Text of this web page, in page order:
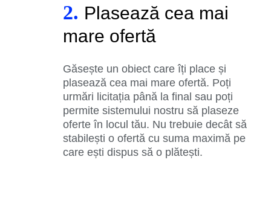
2. Plasează cea mai
mare ofertă
Găsește un obiect care îți place și
plasează cea mai mare ofertă. Poți
urmări licitația până la final sau poți
permite sistemului nostru să plaseze
oferte în locul tău. Nu trebuie decât să
stabilești o ofertă cu suma maximă pe
care ești dispus să o plătești.